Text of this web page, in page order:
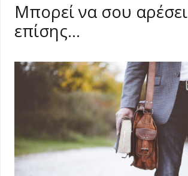
Μπορεί να σου αρέσει
επίσης…